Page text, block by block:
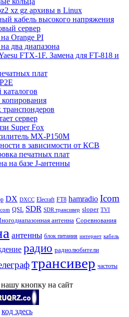
xz gz архивы в Linux
кабель высокого напряжения
сервер
Orange PI
два диапазона
FTX-1F. Замена для FT-818 и
плат
сервер
Super Fox
MX-P150M
в зависимости от КСВ
печатных плат
на базе J-антенны
DX DXCC Elecraft FT8 hamradio Icom
QSL SDR SDR трансивер sloper TVI
антенна Соревнования
антенны блок питания интернет кабель
радио радиолюбители
трансивер частоты
нашу кнопку на сайт
код здесь